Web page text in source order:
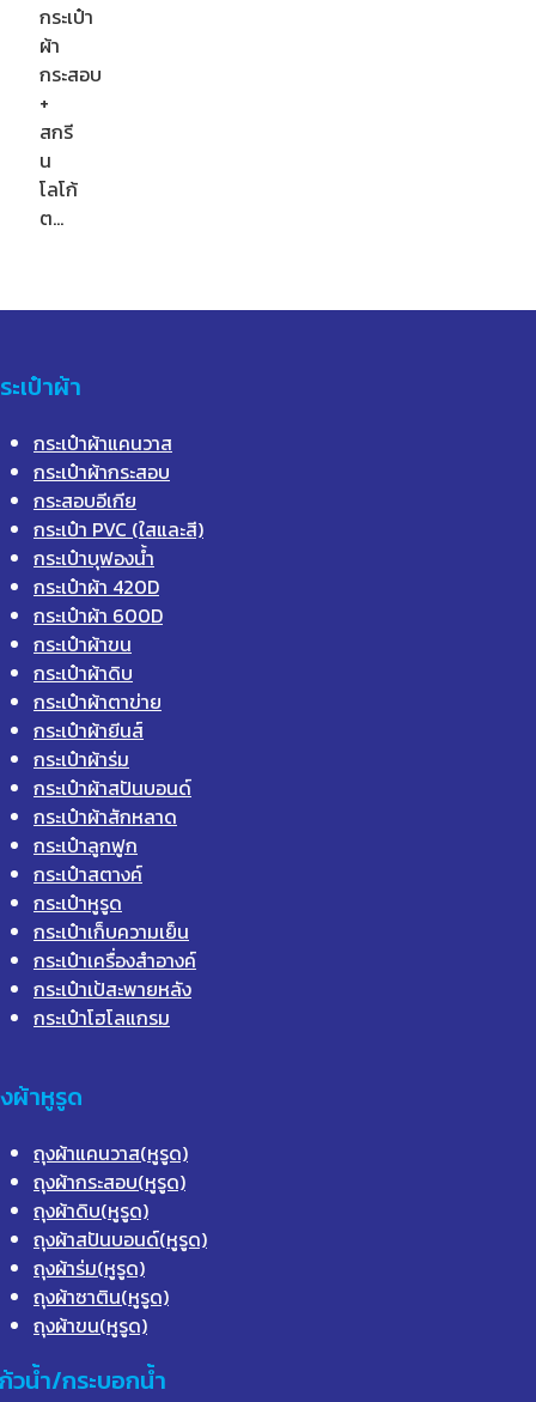
กระเป๋า
ผ้า
กระสอบ
+
สกรี
น
โลโก้
ต…
ะเป๋าผ้า
กระเป๋าผ้าแคนวาส
กระเป๋าผ้ากระสอบ
กระสอบอีเกีย
กระเป๋า PVC (ใสและสี)
กระเป๋าบุฟองน้ำ
กระเป๋าผ้า 420D
กระเป๋าผ้า 600D
กระเป๋าผ้าขน
กระเป๋าผ้าดิบ
กระเป๋าผ้าตาข่าย
กระเป๋าผ้ายีนส์
กระเป๋าผ้าร่ม
กระเป๋าผ้าสปันบอนด์
กระเป๋าผ้าสักหลาด
กระเป๋าลูกฟูก
กระเป๋าสตางค์
กระเป๋าหูรูด
กระเป๋าเก็บความเย็น
กระเป๋าเครื่องสำอางค์
กระเป๋าเป้สะพายหลัง
กระเป๋าโฮโลแกรม
ผ้าหูรูด
ถุงผ้าแคนวาส(หูรูด)
ถุงผ้ากระสอบ(หูรูด)
ถุงผ้าดิบ(หูรูด)
ถุงผ้าสปันบอนด์(หูรูด)
ถุงผ้าร่ม(หูรูด)
ถุงผ้าซาติน(หูรูด)
ถุงผ้าขน(หูรูด)
วน้ำ/กระบอกน้ำ